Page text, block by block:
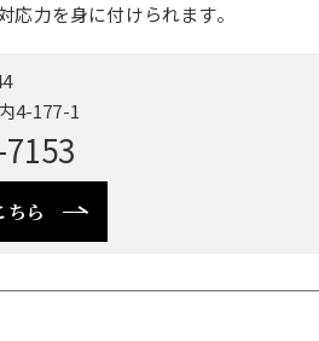
力を身に付けられます。
4-177-1
ちら